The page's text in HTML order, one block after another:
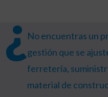
¿ No encuentras un
gestión que se
ferretería,
material de